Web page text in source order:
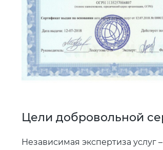
Цели добровольной
Независимая экспертиза